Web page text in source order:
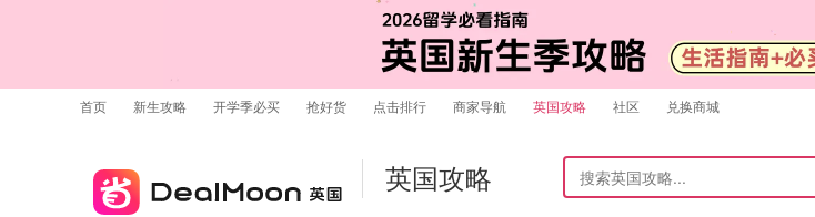
首页 新生攻略 开学季必买 抢好货 点击排行 商家导航 英国攻略 社区 兑换商城
英国攻略